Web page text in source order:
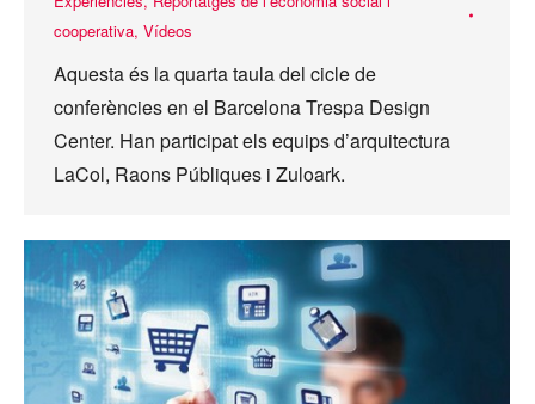
cooperativa, Vídeos
Aquesta és la quarta taula del cicle de
conferències en el Barcelona Trespa Design
Center. Han participat els equips d’arquitectura
LaCol, Raons Públiques i Zuloark.